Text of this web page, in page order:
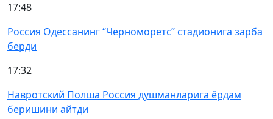
17:48
Россия Одессанинг “Черноморетс” стадионига зарба
берди
17:32
Навротский Полша Россия душманларига ёрдам
беришини айтди